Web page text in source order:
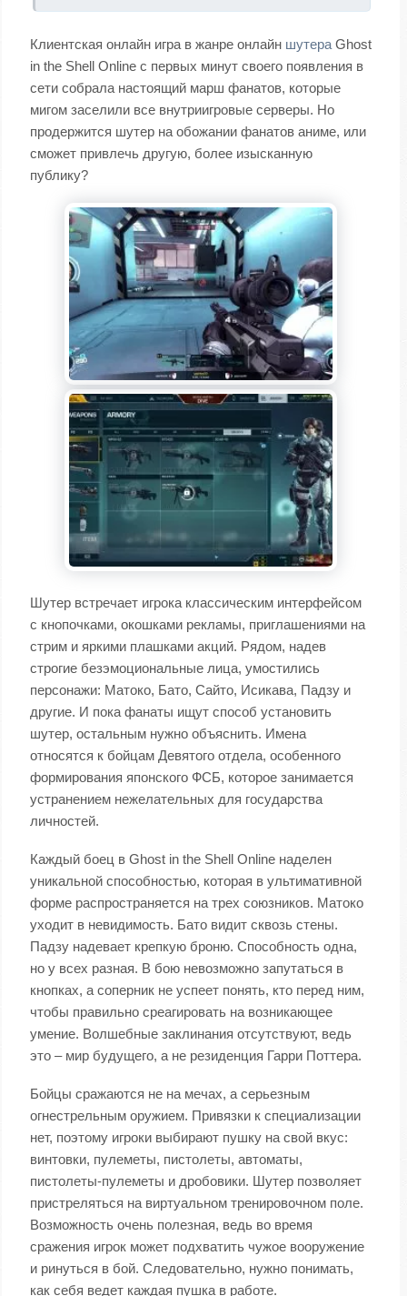
Клиентская онлайн игра в жанре онлайн шутера Ghost
in the Shell Online с первых минут своего появления в
сети собрала настоящий марш фанатов, которые
мигом заселили все внутриигровые серверы. Но
продержится шутер на обожании фанатов аниме, или
сможет привлечь другую, более изысканную
публику?
Шутер встречает игрока классическим интерфейсом
с кнопочками, окошками рекламы, приглашениями на
стрим и яркими плашками акций. Рядом, надев
строгие безэмоциональные лица, умостились
персонажи: Матоко, Бато, Сайто, Исикава, Падзу и
другие. И пока фанаты ищут способ установить
шутер, остальным нужно объяснить. Имена
относятся к бойцам Девятого отдела, особенного
формирования японского ФСБ, которое занимается
устранением нежелательных для государства
личностей.
Каждый боец в Ghost in the Shell Online наделен
уникальной способностью, которая в ультимативной
форме распространяется на трех союзников. Матоко
уходит в невидимость. Бато видит сквозь стены.
Падзу надевает крепкую броню. Способность одна,
но у всех разная. В бою невозможно запутаться в
кнопках, а соперник не успеет понять, кто перед ним,
чтобы правильно среагировать на возникающее
умение. Волшебные заклинания отсутствуют, ведь
это – мир будущего, а не резиденция Гарри Поттера.
Бойцы сражаются не на мечах, а серьезным
огнестрельным оружием. Привязки к специализации
нет, поэтому игроки выбирают пушку на свой вкус:
винтовки, пулеметы, пистолеты, автоматы,
пистолеты-пулеметы и дробовики. Шутер позволяет
пристреляться на виртуальном тренировочном поле.
Возможность очень полезная, ведь во время
сражения игрок может подхватить чужое вооружение
и ринуться в бой. Следовательно, нужно понимать,
как себя ведет каждая пушка в работе.